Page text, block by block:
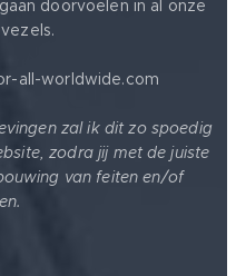
doorvoelen in al onze
all-worldwide.com
zal ik dit zo spoedig
zodra jij met de juiste
van feiten en/of